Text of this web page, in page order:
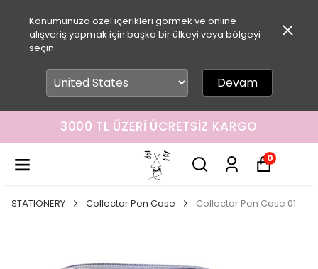
Konumunuza özel içerikleri görmek ve online
alışveriş yapmak için başka bir ülkeyi veya bölgeyi
seçin.
Devam
3000 TL ÜZERI ÜCRETSIZ KARGO
0
STATIONERY Collector Pen Case Collector Pen Case 01